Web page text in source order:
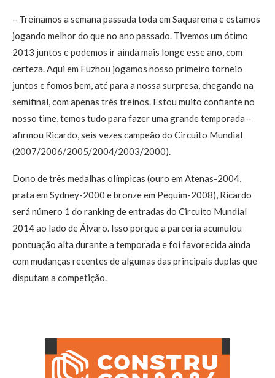
– Treinamos a semana passada toda em Saquarema e estamos
jogando melhor do que no ano passado. Tivemos um ótimo
2013 juntos e podemos ir ainda mais longe esse ano, com
certeza. Aqui em Fuzhou jogamos nosso primeiro torneio
juntos e fomos bem, até para a nossa surpresa, chegando na
semifinal, com apenas três treinos. Estou muito confiante no
nosso time, temos tudo para fazer uma grande temporada –
afirmou Ricardo, seis vezes campeão do Circuito Mundial
(2007/2006/2005/2004/2003/2000).
Dono de três medalhas olímpicas (ouro em Atenas-2004,
prata em Sydney-2000 e bronze em Pequim-2008), Ricardo
será número 1 do ranking de entradas do Circuito Mundial
2014 ao lado de Álvaro. Isso porque a parceria acumulou
pontuação alta durante a temporada e foi favorecida ainda
com mudanças recentes de algumas das principais duplas que
disputam a competição.